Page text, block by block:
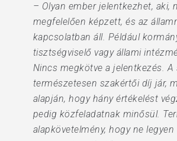
– Olyan ember jelentkezhet, aki,
megfelelően képzett, és az
kapcsolatban áll. Például
tisztségviselő vagy állami
Nincs megkötve a jelentkezés. A
természetesen szakértői díj jár,
alapján, hogy hány értékelést
pedig közfeladatnak minősül.
alapkövetelmény, hogy ne legyen